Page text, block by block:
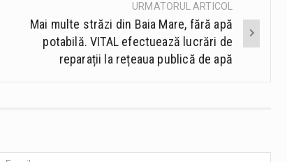
URMATORUL ARTICOL
Mai multe străzi din Baia Mare, fără apă
potabilă. VITAL efectuează lucrări de
reparații la rețeaua publică de apă